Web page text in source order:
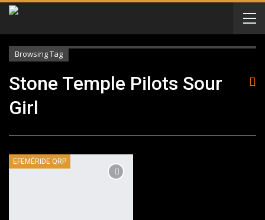
Browsing Tag
Stone Temple Pilots Sour
Girl
EFEMÉRIDE QRP